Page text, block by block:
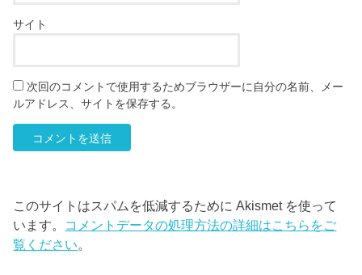
サイト
次回のコメントで使用するためブラウザーに自分の名前、メー
ルアドレス、サイトを保存する。
このサイトはスパムを低減するために Akismet を使って
います。 コメントデータの処理方法の詳細はこちらをご
覧ください。